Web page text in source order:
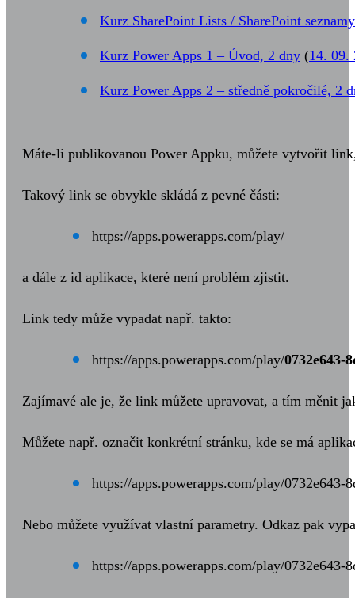
Kurz SharePoint Lists / SharePoint
Kurz Power Apps 1 – Úvod, 2 dny (14. 09.
Kurz Power Apps 2 – středně pokročilé, 2
Máte-li publikovanou Power Appku, můžete vytvořit
Takový link se obvykle skládá z pevné části:
https://apps.powerapps.com/play/
a dále z id aplikace, které není problém zjistit.
Link tedy může vypadat např. takto:
https://apps.powerapps.com/play/0732e643-
Zajímavé ale je, že link můžete upravovat, a tím měnit
Můžete např. označit konkrétní stránku, kde se má
https://apps.powerapps.com/play/0732e643-
Nebo můžete využívat vlastní parametry. Odkaz pak
https://apps.powerapps.com/play/0732e643-